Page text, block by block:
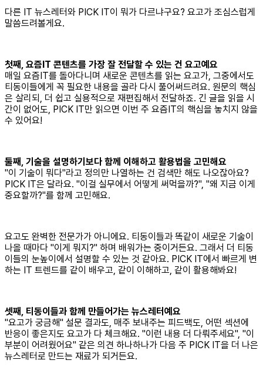
다른 IT 뉴스레터와 PICK IT이 뭐가 다르냐구요? 요고가 조심스럽게
말씀드려볼게요.
첫째, 요즘IT 콘텐츠를 가장 잘 전달할 수 있는 건 요고예요
매일 요즘IT를 돌아다니며 새로운 콘텐츠를 읽는 요고가, 그중에서도
티동이들에게 꼭 필요한 내용을 골라 다시 풀어써드려요. 원문의 핵심
은 살리되, 더 쉽고 실용적으로 재편집해서 전달하죠. 긴 글을 읽을 시
간이 없어도, PICK IT만 읽으면 이번 주 요즘IT의 핵심을 놓치지 않을
수 있어요!
둘째, 기술을 설명하기보다 함께 이해하고 활용법을 고민해요
"이 기술이 뭐다"라고 정의만 나열하는 건 검색만 해도 나오잖아요?
PICK IT은 달라요. "이걸 실무에서 어떻게 써먹을까?", "왜 지금 이게
중요할까?"를 함께 고민해요.
요고도 완벽한 전문가가 아니에요. 티동이들과 똑같이 새로운 기술이
나올 때마다 "이게 뭐지?" 하며 배워가는 중이거든요. 그래서 더 티동
이들의 눈높이에서 설명할 수 있는 것 같아요. PICK IT에서 빠르게 변
하는 IT 트렌드를 같이 배우고, 같이 이해하고, 같이 활용해봐요!
셋째, 티동이들과 함께 만들어가는 뉴스레터예요
"요고가 궁금해" 설문 결과도, 매주 보내주는 피드백도, 어떤 섹션에
반응이 좋은지도 요고가 다 체크해요. "이런 내용 더 다뤄주세요", "이
부분이 어려웠어요" 같은 의견 하나하나가 다음 주 PICK IT을 더 나은
뉴스레터로 만드는 재료가 되거든요.